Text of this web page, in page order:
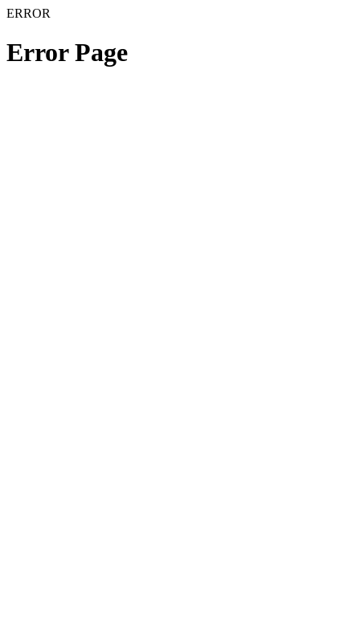
ERROR
Error Page